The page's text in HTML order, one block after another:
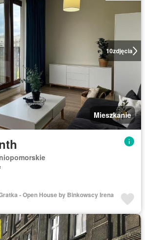
10zdjęcia
Mieszkanie
- Open House by Binkowscy Irena